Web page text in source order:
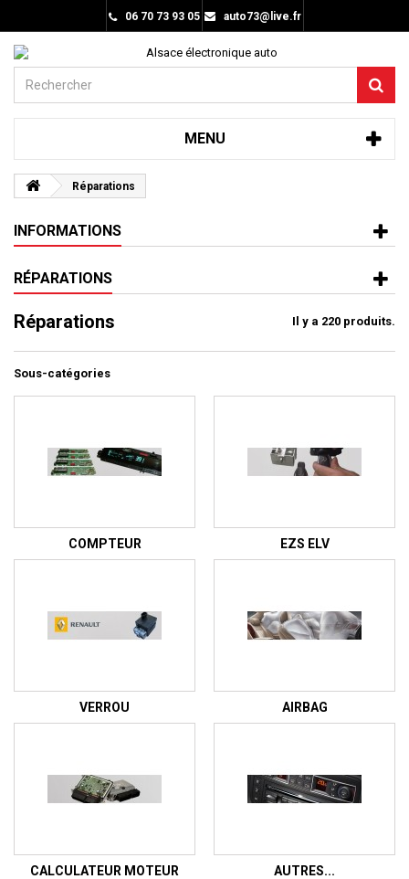
06 70 73 93 05 auto73@live.fr
MENU
Réparations
INFORMATIONS
RÉPARATIONS
Réparations Il y a 220 produits.
Sous-catégories
COMPTEUR EZS ELV
VERROU AIRBAG
CALCULATEUR MOTEUR AUTRES...